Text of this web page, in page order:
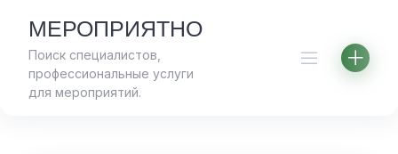
content
МЕРОПРИЯТНО
Поиск специалистов,
профессиональные услуги
для мероприятий.